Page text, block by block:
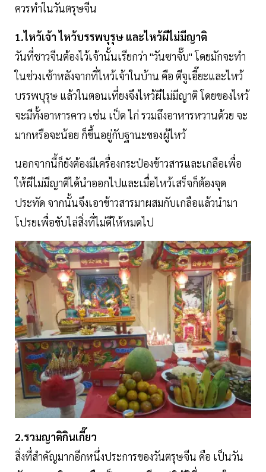
ควรทำในวันตรุษจีน
1.ไหว้เจ้า ไหว้บรรพบุรุษ และไหว้ผีไม่มีญาติ
วันที่ชาวจีนต้องไว้เจ้านั้นเรียกว่า "วันซาจั๊บ" โดยมักจะทำ
ในช่วงเช้าหลังจากที่ไหว้เจ้าในบ้าน คือ ตีจูเอี๊ยะและไหว้
บรรพบุรุษ แล้วในตอนเที่ยงจึงไหว้ผีไม่มีญาติ โดยของไหว้
จะมีทั้งอาหารคาว เช่น เป็ด ไก่ รวมถึงอาหารหวานด้วย จะ
มากหรือจะน้อย ก็ขึ้นอยู่กับฐานะของผู้ไหว้
นอกจากนี้ก็ยังต้องมีเครื่องกระป๋องข้าวสารและเกลือเพื่อ
ให้ผีไม่มีญาติได้นำออกไปและเมื่อไหว้เสร็จก็ต้องจุด
ประทัด จากนั้นจึงเอาข้าวสารมาผสมกับเกลือแล้วนำมา
โปรยเพื่อขับไล่สิ่งที่ไม่ดีให้หมดไป
2.รวมญาติกินเกี๊ยว
สิ่งที่สำคัญมากอีกหนึ่งประการของวันตรุษจีน คือ เป็นวัน